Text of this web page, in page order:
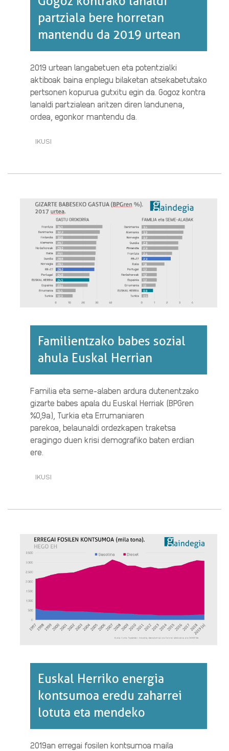
partziala bere horretan
mantendu da 2019 urtean
2019 urtean langabetuen eta potentzialki
aktiboak baina enplegu bilaketan atsekabetutako
pertsonen kopurua gutxitu egin da. Gogoz kontra
lanaldi partzialean aritzen diren landunena,
ordea, egonkor mantendu da.
IKUSI
PARTZIALA
MANTENDU
DA
2019
URTEAN·RI
BURUZ
Familientzako babes sozial
ahula Euskal Herrian
Familia eta seme-alaben ardura dutenentzako
gizarte babes apala du Euskal Herriak (BPGren
%0,9a), Turkia eta Errumaniaren
parekoa, belaunaldi ordezkapen traketsa
eragingo duen krisi demografiko baten erdian
ere.
IKUSI
AHULA
BURUZ
Euskal Herriko energia
kontsumoa eredu zaharrei
lotuta eta mendeko
2019an erregai fosilen kontsumoa maila